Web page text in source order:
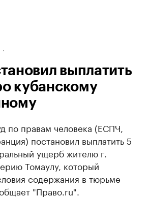
выплатить
кубанскому
по правам человека (ЕСПЧ,
постановил выплатить 5
ущерб жителю г.
Томаулу, который
содержания в тюрьме
"Право.ru".